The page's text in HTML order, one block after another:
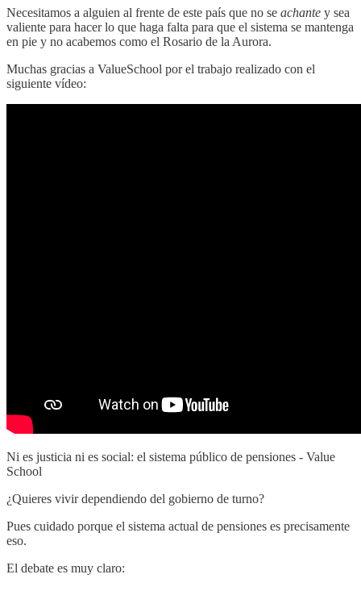
Necesitamos a alguien al frente de este país que no se achante y sea
valiente para hacer lo que haga falta para que el sistema se mantenga
en pie y no acabemos como el Rosario de la Aurora.
Muchas gracias a ValueSchool por el trabajo realizado con el
siguiente vídeo:
Ni es justicia ni es social: el sistema público de pensiones - Value
School
¿Quieres vivir dependiendo del gobierno de turno?
Pues cuidado porque el sistema actual de pensiones es precisamente
eso.
El debate es muy claro: